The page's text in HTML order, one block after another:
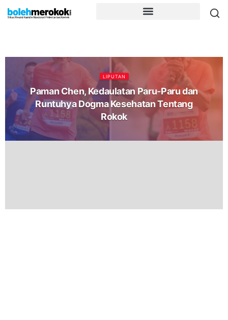
LIPUTAN
Paman Chen, Kedaulatan Paru-Paru dan
Runtuhya Dogma Kesehatan Tentang
Rokok